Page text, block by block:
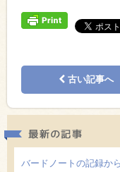
古い記事へ
バードノートの記録か